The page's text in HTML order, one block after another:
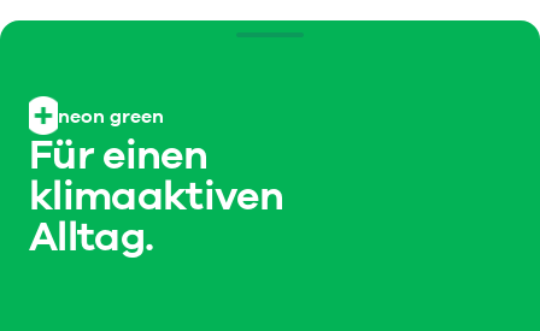
neon green
Für einen
klimaaktiven
Alltag.